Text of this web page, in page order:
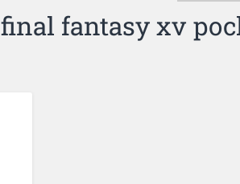
final fantasy xv